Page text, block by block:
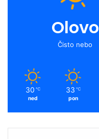
Olovo
Čisto nebo
30 ℃
ned
33 ℃
pon